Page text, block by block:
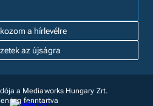
a hírlevélre
az újságra
a Mediaworks Hungary Zrt.
jog fenntartva